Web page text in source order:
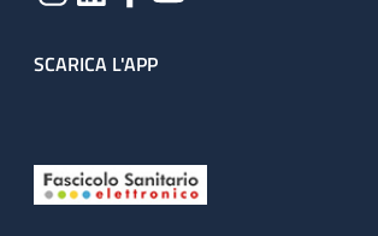
SCARICA L'APP